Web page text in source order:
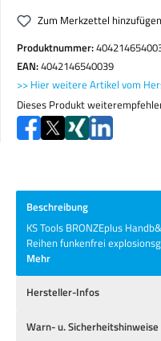
Zum Merkzettel hinzufügen
Produktnummer:
EAN:4042146540039
>> Hier weitere Artikel vom
Dieses Produkt
Beschreibung
KS Tools BRONZEplus
Reihen funkenfrei
Mehr
Hersteller-Infos
Warn- u. Sicherheitshinweise